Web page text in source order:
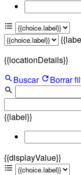
{{locationDetails}}
Buscar
Borrar
{{label}}
{{displayValue}}